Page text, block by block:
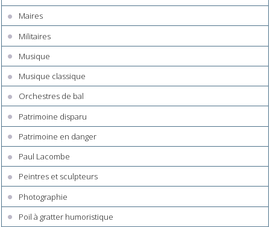
Maires
Militaires
Musique
Musique classique
Orchestres de bal
Patrimoine disparu
Patrimoine en danger
Paul Lacombe
Peintres et sculpteurs
Photographie
Poil à gratter humoristique